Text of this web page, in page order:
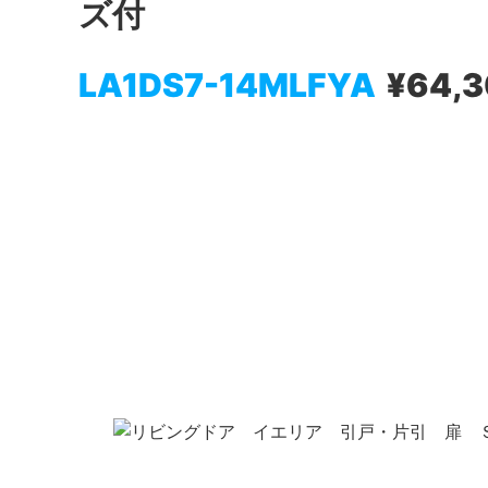
ズ付
LA1DS7-14MLFYA